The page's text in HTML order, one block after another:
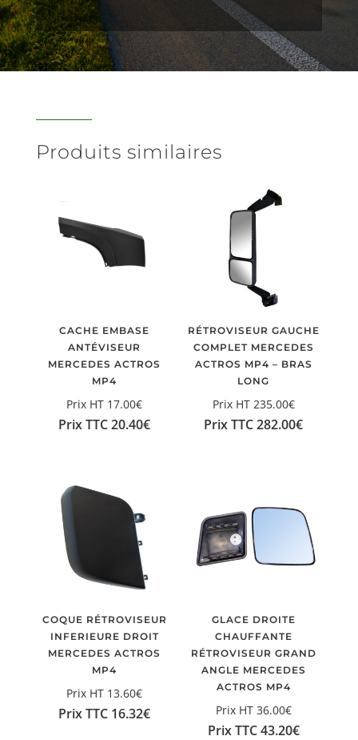
Produits similaires
CACHE EMBASE
ANTÉVISEUR
MERCEDES ACTROS
MP4
Prix HT 17.00€
Prix TTC20.40€
RÉTROVISEUR GAUCHE
COMPLET MERCEDES
ACTROS MP4 – BRAS
LONG
Prix HT 235.00€
Prix TTC282.00€
COQUE RÉTROVISEUR
INFERIEURE DROIT
MERCEDES ACTROS
MP4
Prix HT 13.60€
Prix TTC 16.32€
GLACE DROITE
CHAUFFANTE
RÉTROVISEUR GRAND
ANGLE MERCEDES
ACTROS MP4
Prix HT 36.00€
Prix TTC43.20€